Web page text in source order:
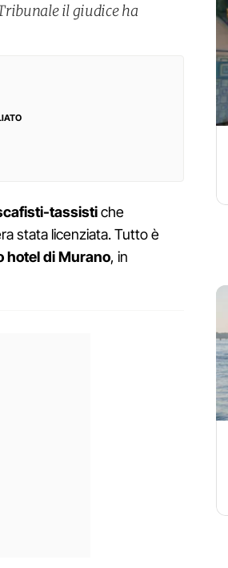
il giudice ha
tassistiche
stata licenziata. Tutto è
hotel di Murano, in